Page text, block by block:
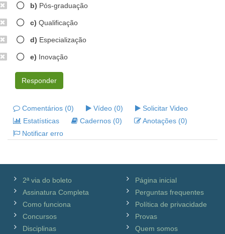
b) Pós-graduação
c) Qualificação
d) Especialização
e) Inovação
Responder
Comentários (0) Vídeo (0)
Solicitar Video
Estatísticas
Cadernos (0)
Anotações (0)
Notificar erro
2ª via do boleto
Assinatura Completa
Como funciona
Concursos
Disciplinas
Página inicial
Perguntas frequentes
Política de privacidade
Provas
Quem somos